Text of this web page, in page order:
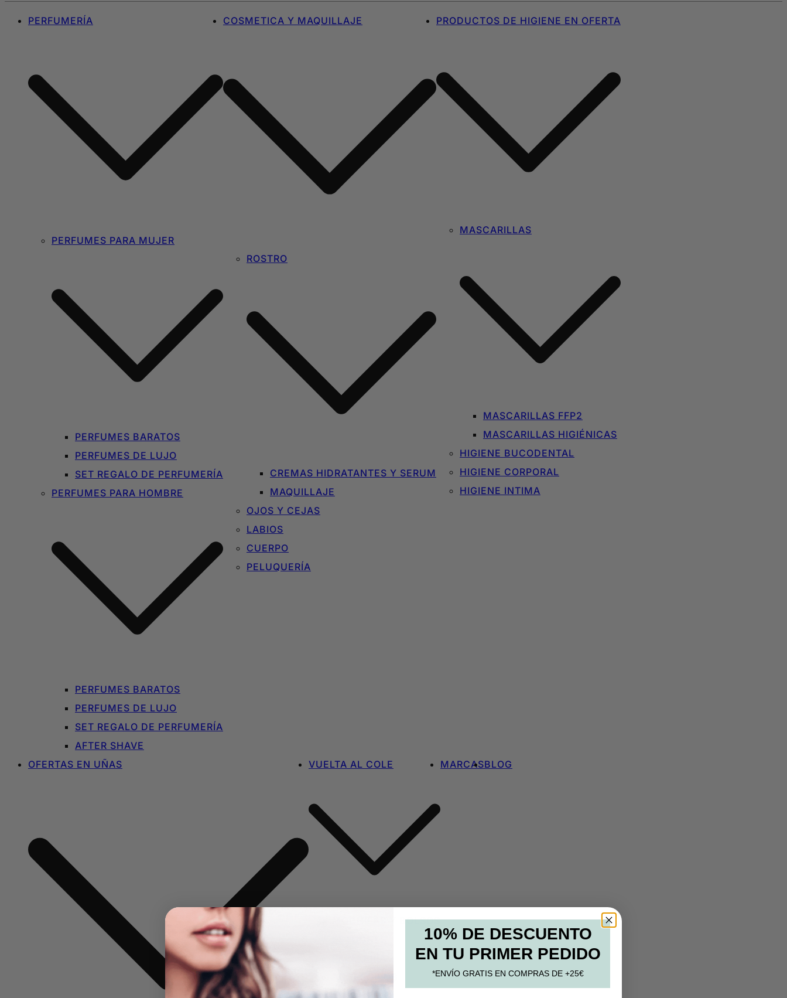
PERFUMERÍA
PERFUMES PARA MUJER
PERFUMES BARATOS
PERFUMES DE LUJO
SET REGALO DE PERFUMERÍA
PERFUMES PARA HOMBRE
PERFUMES BARATOS
PERFUMES DE LUJO
SET REGALO DE PERFUMERÍA
AFTER SHAVE
COSMETICA Y MAQUILLAJE
ROSTRO
CREMAS HIDRATANTES Y SERUM
MAQUILLAJE
OJOS Y CEJAS
LABIOS
CUERPO
PELUQUERÍA
PRODUCTOS DE HIGIENE EN OFERTA
MASCARILLAS
MASCARILLAS FFP2
MASCARILLAS HIGIÉNICAS
HIGIENE BUCODENTAL
HIGIENE CORPORAL
HIGIENE INTIMA
OFERTAS EN UÑAS VUELTA AL COLE
MOCHILAS Y BOLSOS
MARCASBLOG
10% DE DESCUENTO
EN TU PRIMER PEDIDO
*ENVÍO GRATIS EN COMPRAS DE +25€